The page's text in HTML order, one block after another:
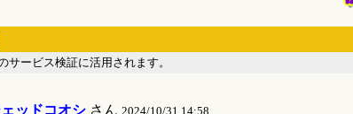
サービス検証に活用されます。
ッドコオシさん 2024/10/31 14:58